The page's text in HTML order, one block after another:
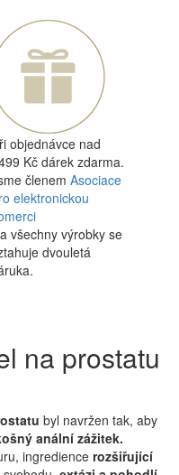
objednávce nad
Kč dárek zdarma.
členem Asociace
elektronickou
všechny výrobky se
dvouletá
na prostatu
byl navržen tak, aby
anální zážitek.
ingredience rozšiřující